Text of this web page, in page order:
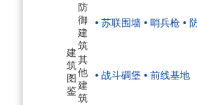
建
筑
图
鉴
防
御
建
筑
• 苏联围墙 • 哨兵枪 •
其
他
建
筑
• 战斗碉堡 • 前线基地